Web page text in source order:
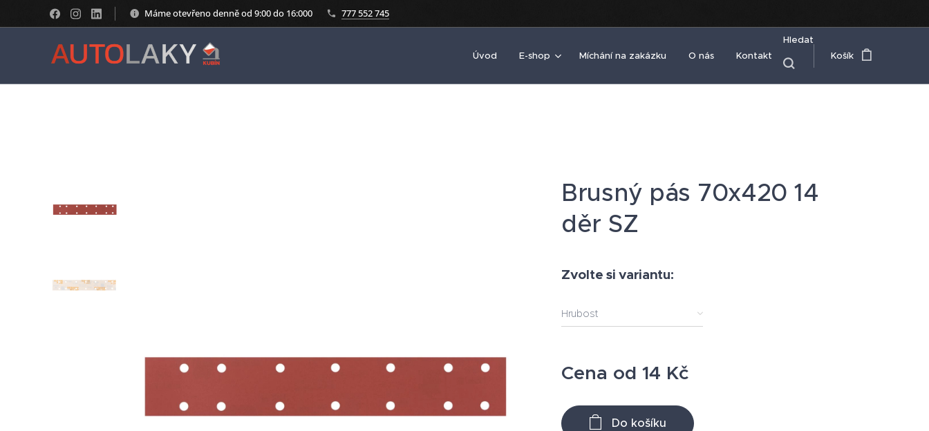
Máme otevřeno denně od 9:00 do 16:000 777 552 745
Úvod E-shop Míchání na zakázku O nás Kontakt
Hledat
Košík
Brusný pás 70x420 14
děr SZ
Zvolte si variantu:
Hrubost
Cena od 14 Kč
Do košíku